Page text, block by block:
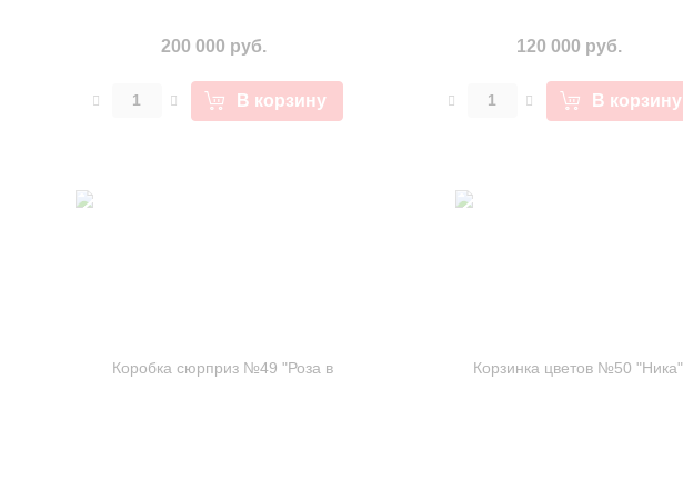
200 000 руб.
В корзину
120 000 руб.
В корзину